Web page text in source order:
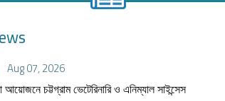
Aug 07, 2026
আয়োজনে চট্টগ্রাম ভেটেরিনারি ও এনিম্যাল সাইন্সেস